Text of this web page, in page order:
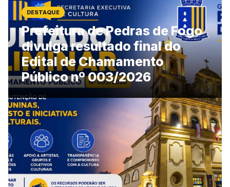
DESTAQUE
Prefeitura de Pedras de Fogo
divulga resultado final do
Edital de Chamamento
Público nº 003/2026